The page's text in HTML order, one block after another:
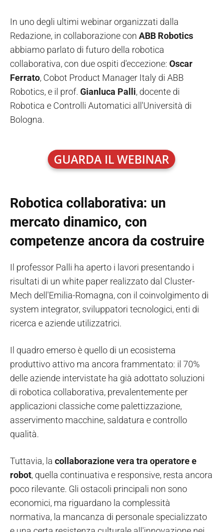
In uno degli ultimi webinar organizzati dalla
Redazione, in collaborazione con ABB Robotics
abbiamo parlato di futuro della robotica
collaborativa, con due ospiti d'eccezione: Oscar
Ferrato, Cobot Product Manager Italy di ABB
Robotics, e il prof. Gianluca Palli, docente di
Robotica e Controlli Automatici all'Università di
Bologna.
GUARDA IL WEBINAR
Robotica collaborativa: un
mercato dinamico, con
competenze ancora da costruire
Il professor Palli ha aperto i lavori presentando i
risultati di un white paper realizzato dal Cluster-
Mech dell'Emilia-Romagna, con il coinvolgimento di
system integrator, sviluppatori tecnologici, enti di
ricerca e aziende utilizzatrici.
Il quadro emerso è quello di un ecosistema
produttivo attivo ma ancora frammentato: il 70%
delle aziende intervistate ha già adottato soluzioni
di robotica collaborativa, prevalentemente per
applicazioni classiche come palettizzazione,
asservimento macchine, saldatura e controllo
qualità.
Tuttavia, la collaborazione vera tra operatore e
robot, quella continuativa e responsive, resta ancora
poco rilevante. Gli ostacoli principali non sono
economici, ma riguardano la complessità
normativa, la mancanza di personale specializzato